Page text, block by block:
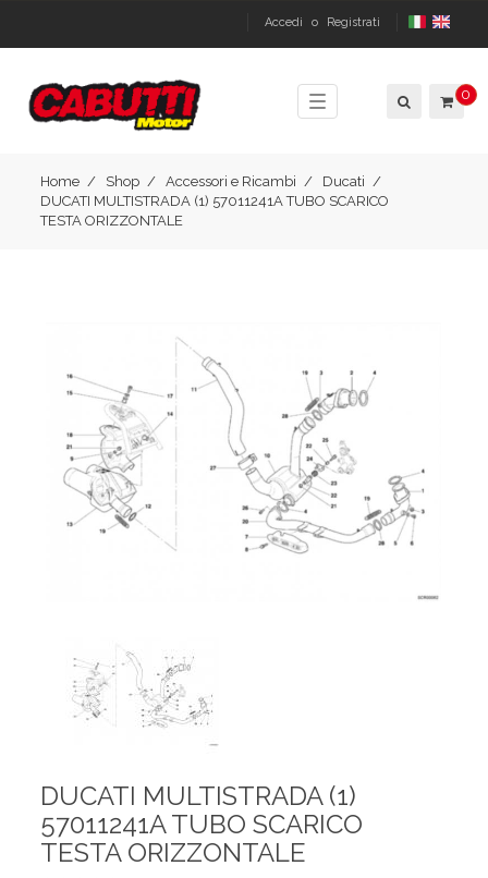
Accedi o Registrati
Toggle
navigation
0
Home Shop Accessori e Ricambi
Ducati
DUCATI MULTISTRADA (1) 57011241A TUBO SCARICO
TESTA ORIZZONTALE
DUCATI MULTISTRADA (1)
57011241A TUBO SCARICO
TESTA ORIZZONTALE